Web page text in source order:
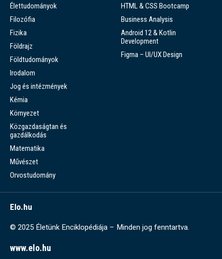
Élettudományok
Filozófia
Fizika
Földrajz
Földtudományok
Irodalom
Jog és intézmények
Kémia
Környezet
Közgazdaságtan és
gazdálkodás
Matematika
Művészet
Orvostudomány
HTML & CSS Bootcamp
Business Analysis
Android 12 & Kotlin
Development
Figma – UI/UX Design
Elo.hu
© 2025 Életünk Enciklopédiája – Minden jog fenntartva.
www.elo.hu